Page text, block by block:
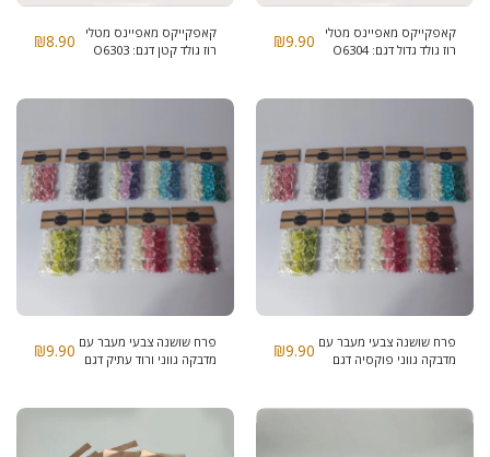
קאפקייקס מאפיינס מטלי
רוז גולד גדול דגם: O6304
₪9.90
קאפקייקס מאפיינס מטלי
רוז גולד קטן דגם: O6303
₪8.90
פרח שושנה צבעי מעבר עם
מדבקה גווני פוקסיה דגם
₪9.90
פרח שושנה צבעי מעבר עם
מדבקה גווני ורוד עתיק דגם
₪9.90